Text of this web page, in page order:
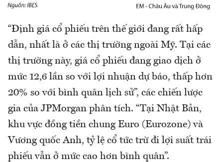
“Định giá cổ phiếu trên thế giới đang rất hấp
dẫn, nhất là ở các thị trường ngoài Mỹ. Tại các
thị trường này, giá cổ phiếu đang giao dịch ở
mức 12,6 lần so với lợi nhuận dự báo, thấp hơn
20% so với bình quân lịch sử”, các chiến lược
gia của JPMorgan phân tích. “Tại Nhật Bản,
khu vực đồng tiền chung Euro (Eurozone) và
Vương quốc Anh, tỷ lệ cổ tức trừ đi lợi suất trái
phiếu vẫn ở mức cao hơn bình quân”.